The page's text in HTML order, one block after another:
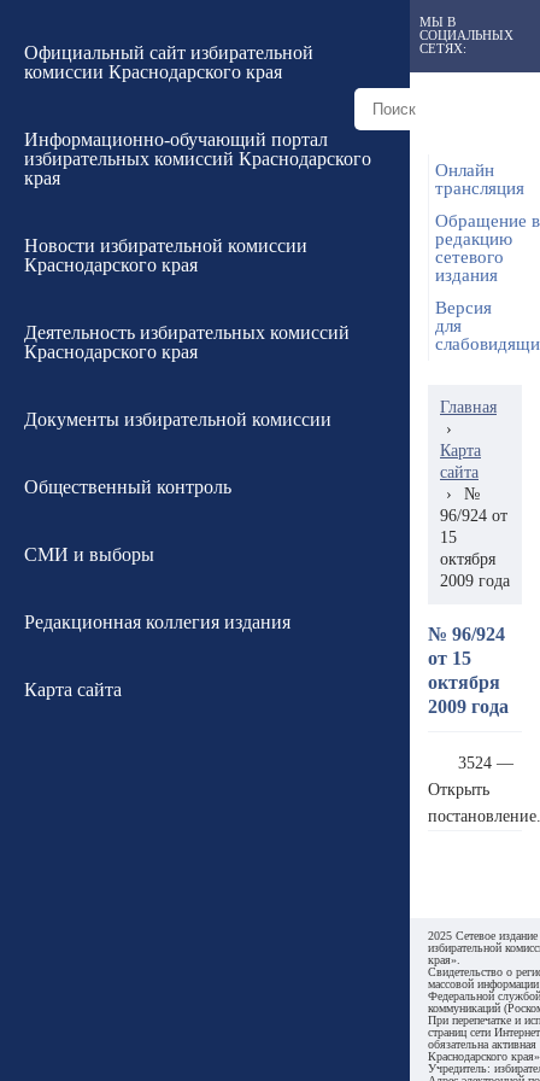
Официальный сайт избирательной
комиссии Краснодарского края
Информационно-обучающий портал
избирательных комиссий Краснодарского
края
Новости избирательной комиссии
Краснодарского края
Деятельность избирательных комиссий
Краснодарского края
Документы избирательной комиссии
Общественный контроль
СМИ и выборы
Редакционная коллегия издания
Карта сайта
МЫ В
СОЦИАЛЬНЫХ
СЕТЯХ:
Онлайн
трансляция
Обращение в
редакцию
сетевого
издания
Версия
для
Главная
›
Карта
сайта
›
№
96/924 от
15
октября
2009 года
№ 96/924
от 15
октября
2009 года
3524 —
Открыть
2025 Сетевое
избирательной
края».
Свидетельство о
массовой
Федеральной
коммуникаций
При перепечатке и
страниц сети Интернет
обязательна
Краснодарского
Учредитель: